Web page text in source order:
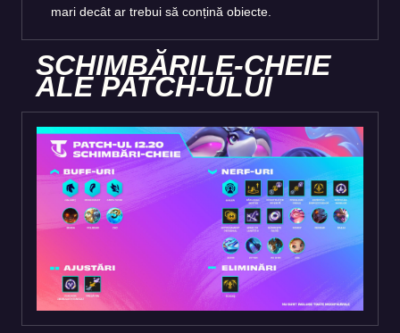
mari decât ar trebui să conțină obiecte.
SCHIMBĂRILE-CHEIE
ALE PATCH-ULUI